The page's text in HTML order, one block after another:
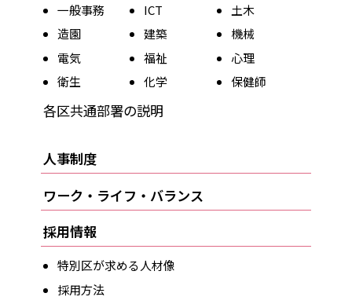
一般事務 ICT
土木
造園
建築
機械
電気
福祉
心理
衛生
化学 保健師
各区共通部署の説明
人事制度
ワーク・ライフ・バランス
採用情報
特別区が求める人材像
採用方法